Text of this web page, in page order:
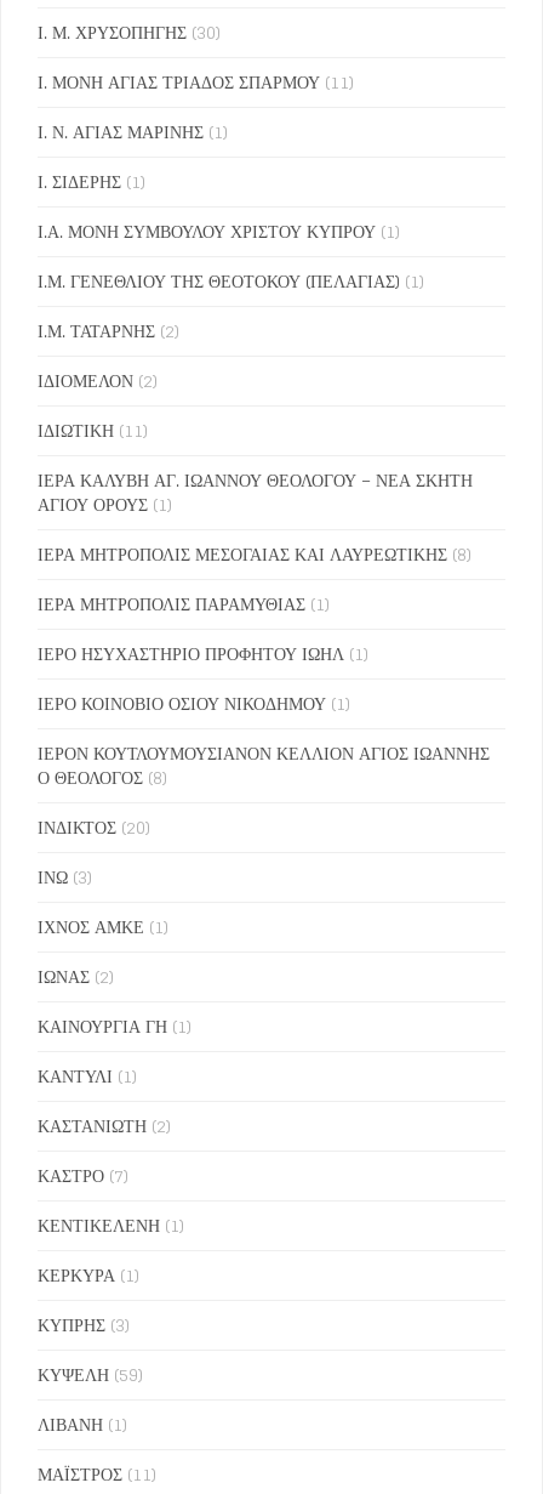
Ι. Μ. ΧΡΥΣΟΠΗΓΗΣ (30)
Ι. ΜΟΝΗ ΑΓΙΑΣ ΤΡΙΑΔΟΣ ΣΠΑΡΜΟΥ (11)
Ι. Ν. ΑΓΙΑΣ ΜΑΡΙΝΗΣ (1)
Ι. ΣΙΔΕΡΗΣ (1)
Ι.Α. ΜΟΝΗ ΣΥΜΒΟΥΛΟΥ ΧΡΙΣΤΟΥ ΚΥΠΡΟΥ (1)
Ι.Μ. ΓΕΝΕΘΛΙΟΥ ΤΗΣ ΘΕΟΤΟΚΟΥ (ΠΕΛΑΓΙΑΣ) (1)
Ι.Μ. ΤΑΤΑΡΝΗΣ (2)
ΙΔΙΟΜΕΛΟΝ (2)
ΙΔΙΩΤΙΚΗ (11)
ΙΕΡΑ ΚΑΛΥΒΗ ΑΓ. ΙΩΑΝΝΟΥ ΘΕΟΛΟΓΟΥ – ΝΕΑ ΣΚΗΤΗ
ΑΓΙΟΥ ΟΡΟΥΣ (1)
ΙΕΡΑ ΜΗΤΡΟΠΟΛΙΣ ΜΕΣΟΓΑΙΑΣ ΚΑΙ ΛΑΥΡΕΩΤΙΚΗΣ (8)
ΙΕΡΑ ΜΗΤΡΟΠΟΛΙΣ ΠΑΡΑΜΥΘΙΑΣ (1)
ΙΕΡΟ ΗΣΥΧΑΣΤΗΡΙΟ ΠΡΟΦΗΤΟΥ ΙΩΗΛ (1)
ΙΕΡΟ ΚΟΙΝΟΒΙΟ ΟΣΙΟΥ ΝΙΚΟΔΗΜΟΥ (1)
ΙΕΡΟΝ ΚΟΥΤΛΟΥΜΟΥΣΙΑΝΟΝ ΚΕΛΛΙΟΝ ΑΓΙΟΣ ΙΩΑΝΝΗΣ
Ο ΘΕΟΛΟΓΟΣ (8)
ΙΝΔΙΚΤΟΣ (20)
ΙΝΩ (3)
ΙΧΝΟΣ ΑΜΚΕ (1)
ΙΩΝΑΣ (2)
ΚΑΙΝΟΥΡΓΙΑ ΓΗ (1)
ΚΑΝΤΥΛΙ (1)
ΚΑΣΤΑΝΙΩΤΗ (2)
ΚΑΣΤΡΟ (7)
ΚΕΝΤΙΚΕΛΕΝΗ (1)
ΚΕΡΚΥΡΑ (1)
ΚΥΠΡΗΣ (3)
ΚΥΨΕΛΗ (59)
ΛΙΒΑΝΗ (1)
ΜΑΪΣΤΡΟΣ (11)